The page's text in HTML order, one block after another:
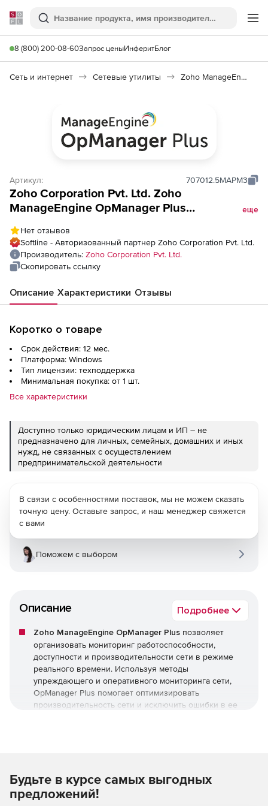
Softline
Поиск
8 (800) 200-08-60Запрос ценыИнферитБлог
Сеть и интернет Сетевые утилиты Zoho ManageEngine OpManager Plus
Артикул: 707012.5MAPM3
Zoho Corporation Pvt. Ltd. Zoho
ManageEngine OpManager Plus
год), fee for APM Insight Node.js Agent Add-
on APM Plugin
еще
Нет отзывов
Softline - Авторизованный партнер Zoho Corporation Pvt. Ltd.
Производитель: Zoho Corporation Pvt. Ltd.
Скопировать ссылку
Описание Характеристики Отзывы
Коротко о товаре
Срок действия: 12 мес.
Платформа: Windows
Тип лицензии: техподдержка
Минимальная покупка: от 1 шт.
Все характеристики
Доступно только юридическим лицам и ИП – не
предназначено для личных, семейных, домашних и иных
нужд, не связанных с осуществлением
предпринимательской деятельности
Описание Подробнее
Zoho ManageEngine OpManager Plus позволяет
организовать мониторинг работоспособности,
доступности и производительности сети в режиме
реального времени. Используя методы
упреждающего и оперативного мониторинга сети,
OpManager Plus помогает оптимизировать
производительность сети и исключить ошибки в ее
также их состояния, включая следующее:
Потери пакетов.
В связи с особенностями поставок, мы не можем сказать
точную цену. Оставьте запрос, и наш менеджер свяжется
с вами
Поможем с выбором
Будьте в курсе самых выгодных
предложений!